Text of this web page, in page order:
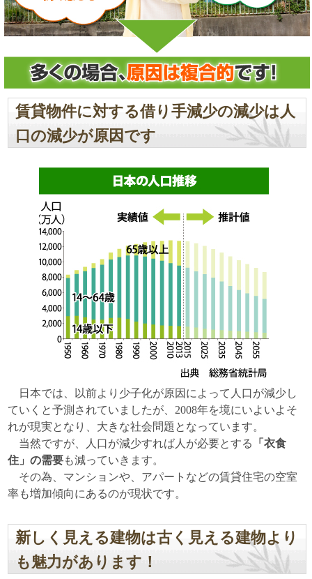
賃貸物件に対する借り手減少の減少は人
口の減少が原因です
日本では、以前より少子化が原因によって人口が減少し
ていくと予測されていましたが、2008年を境にいよいよそ
れが現実となり、大きな社会問題となっています。
当然ですが、人口が減少すれば人が必要とする
「衣食
住」の需要も減っていきます。
その為、マンションや、アパートなどの賃貸住宅の空室
率も増加傾向にあるのが現状です。
新しく見える建物は古く見える建物より
も魅力があります！